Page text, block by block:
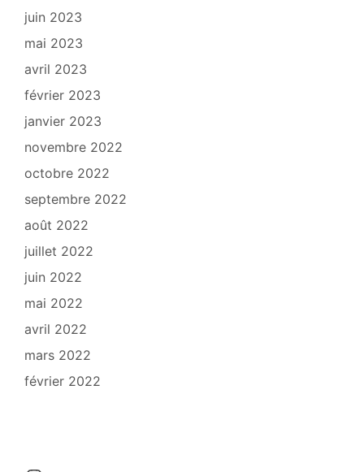
juin 2023
mai 2023
avril 2023
février 2023
janvier 2023
novembre 2022
octobre 2022
septembre 2022
août 2022
juillet 2022
juin 2022
mai 2022
avril 2022
mars 2022
février 2022